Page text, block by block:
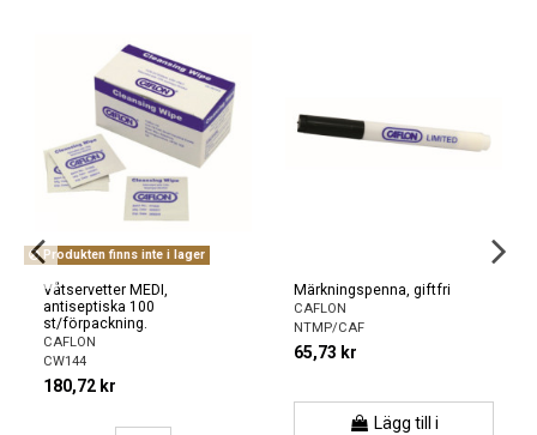
Produkten finns inte i lager
Våtservetter MEDI,
antiseptiska 100
st/förpackning.
CAFLON
CW144
180,72 kr
Märkningspenna, giftfri
CAFLON
NTMP/CAF
65,73 kr
Lägg till i